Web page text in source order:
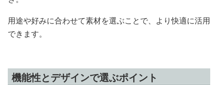
用途や好みに合わせて素材を選ぶことで、より快適に活用
できます。
機能性とデザインで選ぶポイント